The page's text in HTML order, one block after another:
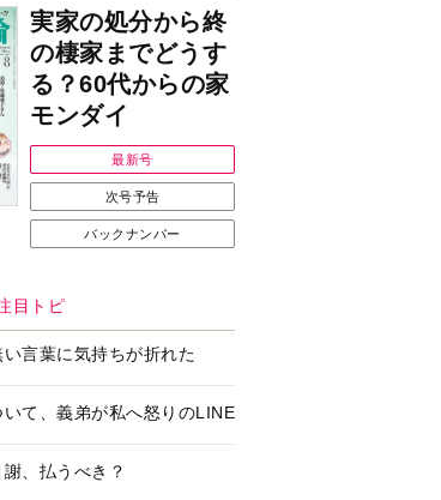
書
ー開
耳にすっぽり！オーテ
ィコン補聴器、新しい
の「オーティコン ジー
ル」を発売
ポー
ー
イ
ージについてのお詫び
と訂正